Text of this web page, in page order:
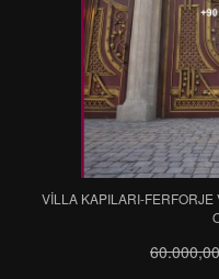
VİLLA KAPILARI-